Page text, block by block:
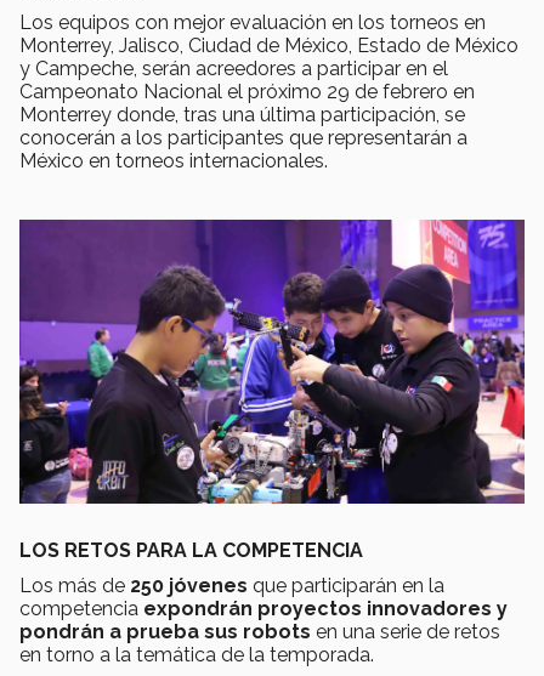
Los equipos con mejor evaluación en los torneos en
Monterrey, Jalisco, Ciudad de México, Estado de México
y Campeche, serán acreedores a participar en el
Campeonato Nacional el próximo 29 de febrero en
Monterrey donde, tras una última participación, se
conocerán a los participantes que representarán a
México en torneos internacionales.
LOS RETOS PARA LA COMPETENCIA
Los más de 250 jóvenes que participarán en la
competencia expondrán proyectos innovadores y
pondrán a prueba sus robots en una serie de retos
en torno a la temática de la temporada.